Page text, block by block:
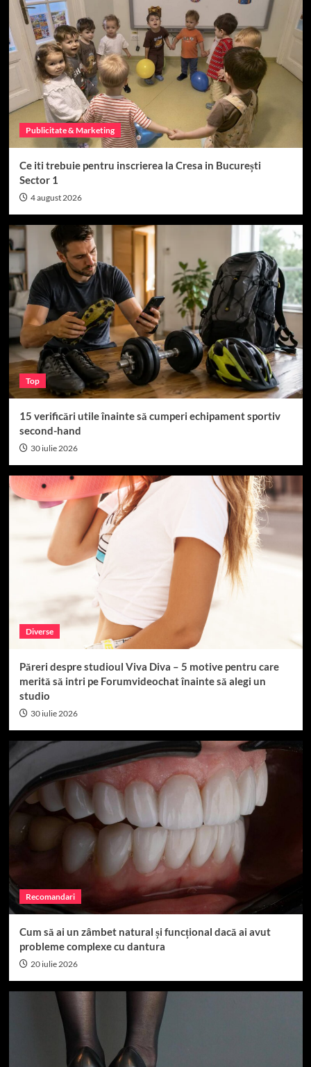
4
Top 15
Cum sa construiesti o echipa de succes
Top 15
Când se seamănă porumbul: Perioada ideală în
România
1
2
Top 15
Producătorii Plastika Kritis și Geo Polska: ce
trebuie să știi despre calitatea foliilor solare
premium
3
Top 15
Cei mai buni 15 fotbaliști români din toate
timpurile
Top 15
Cum sa construiesti o echipa de succes
Când se seamănă porumbul: Perioada ideală în
România
Publicitate & Marketing
Ce iti trebuie pentru inscrierea la Cresa in București
Sector 1
4 august 2026
Top
15 verificări utile înainte să cumperi echipament sportiv
second-hand
30 iulie 2026
Diverse
Păreri despre studioul Viva Diva – 5 motive pentru care
merită să intri pe Forumvideochat înainte să alegi un
studio
30 iulie 2026
Recomandari
Cum să ai un zâmbet natural și funcțional dacă ai avut
probleme complexe cu dantura
20 iulie 2026